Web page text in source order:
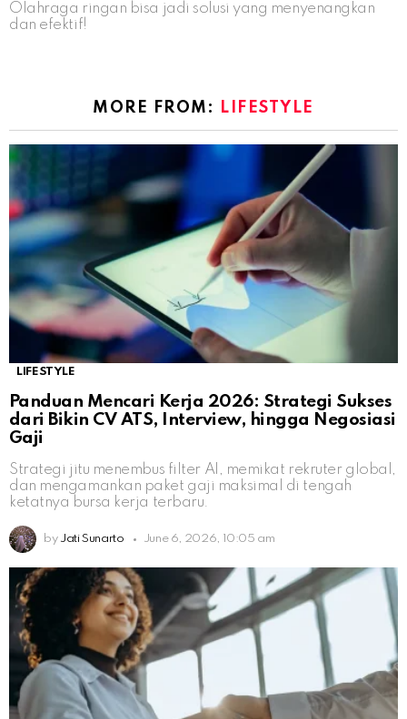
Olahraga ringan bisa jadi solusi yang menyenangkan
dan efektif!
MORE FROM: LIFESTYLE
LIFESTYLE
Panduan Mencari Kerja 2026: Strategi Sukses
dari Bikin CV ATS, Interview, hingga Negosiasi
Gaji
Strategi jitu menembus filter AI, memikat rekruter global,
dan mengamankan paket gaji maksimal di tengah
ketatnya bursa kerja terbaru.
by Jati Sunarto June 6, 2026, 10:05 am